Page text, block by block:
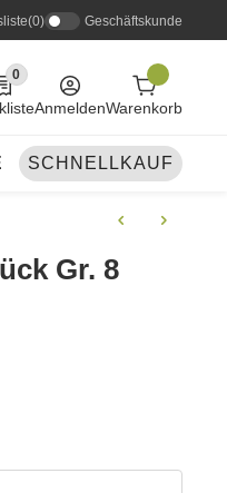
(0) Geschäftskunde
0
Produkte in der Liste
AnmeldenWarenkorb
ANGELSETS
SCHNELLKAUF
Gr. 8